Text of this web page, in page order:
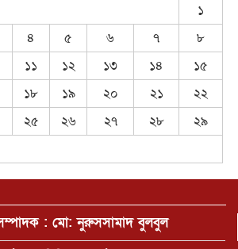
বলিউড অভিনেতা সালমান খান
খাওয়ার টেবিলেও ঘুষের লেনদেন
আওয়ামী লীগের বিচার হওয়া উচিত-
স্বরাষ্ট্রমন্ত্রী সালাহউদ্দিন আহমদ
১
৪ ৫ ৬ ৭
৮
১১ ১২ ১৩ ১৪
১৫
১৮ ১৯ ২০ ২১
২২
২৫ ২৬ ২৭ ২৮
২৯
সম্পাদক : মো: নুরুসসামাদ বুলবুল